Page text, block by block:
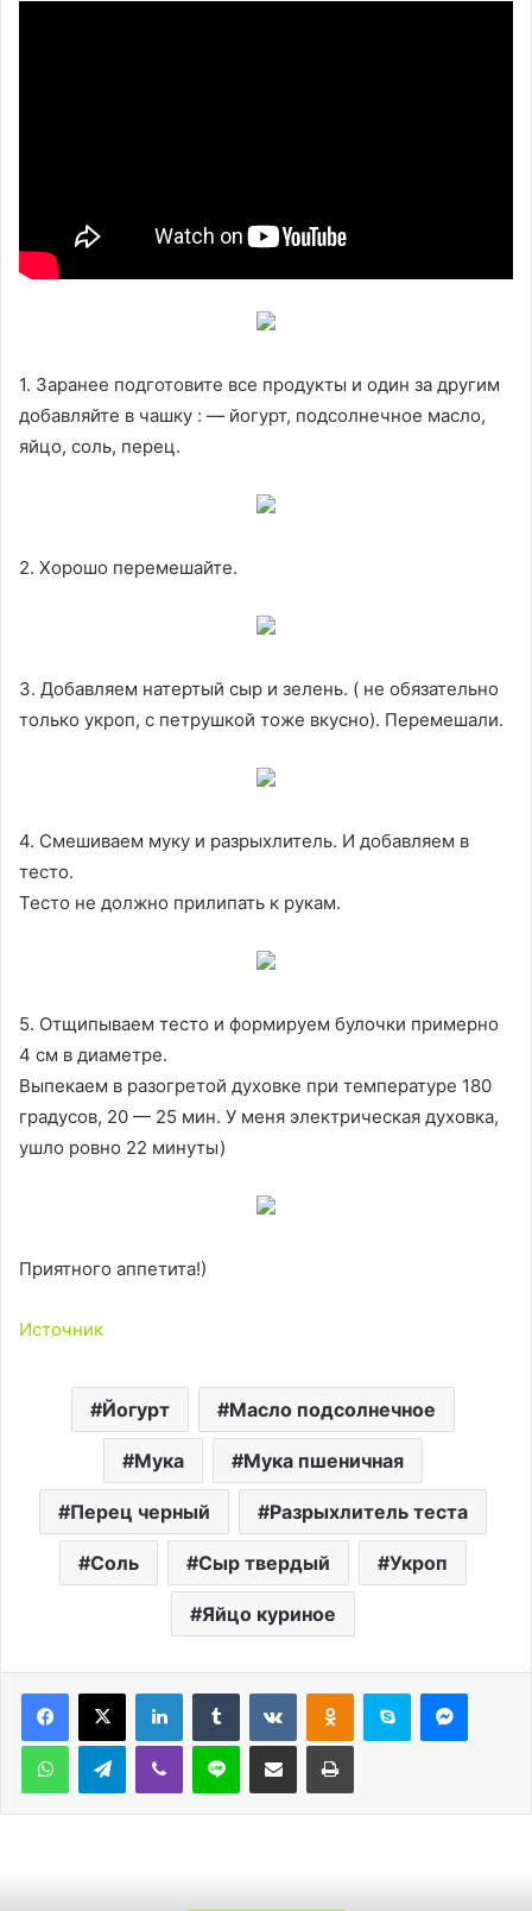
1. Заранее подготовите все продукты и один за другим
добавляйте в чашку : — йогурт, подсолнечное масло,
яйцо, соль, перец.
2. Хорошо перемешайте.
3. Добавляем натертый сыр и зелень. ( не обязательно
только укроп, с петрушкой тоже вкусно). Перемешали.
4. Смешиваем муку и разрыхлитель. И добавляем в
тесто.
Тесто не должно прилипать к рукам.
5. Отщипываем тесто и формируем булочки примерно
4 см в диаметре.
Выпекаем в разогретой духовке при температуре 180
градусов, 20 — 25 мин. У меня электрическая духовка,
ушло ровно 22 минуты)
Приятного аппетита!)
Источник
Йогурт Масло подсолнечное
Мука Мука пшеничная
Перец черный Разрыхлитель теста
Соль Сыр твердый Укроп
Яйцо куриное
LinkedInTumblr ВконтактеОдноклассники
Skype
WhatsAppTelegramViber Line Поделиться через электронную почту Печатать